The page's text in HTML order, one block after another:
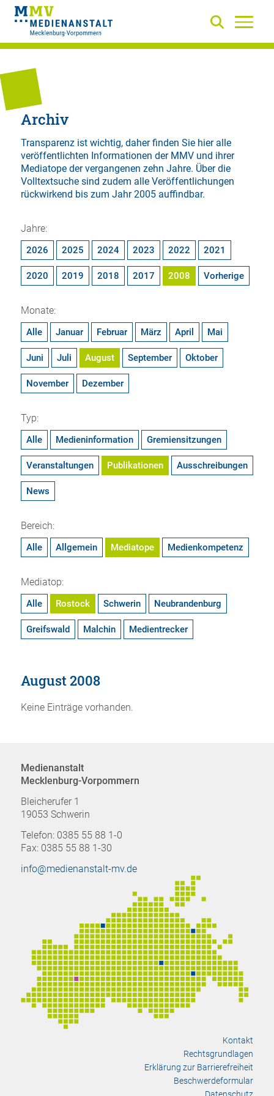
Archiv
Transparenz ist wichtig, daher finden Sie hier alle
veröffentlichten Informationen der MMV und ihrer
Mediatope der vergangenen zehn Jahre. Über die
Volltextsuchesind zudem alle Veröffentlichungen
rückwirkend bis zum Jahr 2005 auffindbar.
Jahre:
2026 2025 2024 2023 2022 2021
2020 2019 2018 2017 2008 Vorherige
Monate:
Alle Januar Februar März April Mai
Juni Juli August September Oktober
November Dezember
Typ:
Alle Medieninformation Gremiensitzungen
Veranstaltungen Publikationen Ausschreibungen
News
Bereich:
Alle Allgemein Mediatope Medienkompetenz
Mediatop:
Alle Rostock Schwerin Neubrandenburg
Greifswald Malchin Medientrecker
August 2008
Keine Einträge vorhanden.
Medienanstalt
Mecklenburg-Vorpommern
Bleicherufer 1
19053 Schwerin
Telefon: 0385 55 88 1-0
Fax: 0385 55 88 1-30
info@medienanstalt-mv.de
Kontakt
Rechtsgrundlagen
Erklärung zur Barrierefreiheit
Beschwerdeformular
Datenschutz